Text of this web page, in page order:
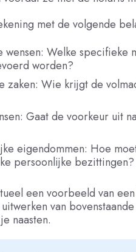
met de volgende
wensen: Welke specifieke
worden?
zaken: Wie krijgt de
Gaat de voorkeur uit
eigendommen: Hoe
persoonlijke bezittingen?
een voorbeeld van
van
naasten.